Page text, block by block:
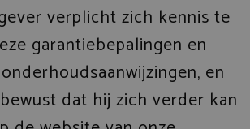
verplicht zich kennis te
garantiebepalingen en
en
dat hij zich verder kan